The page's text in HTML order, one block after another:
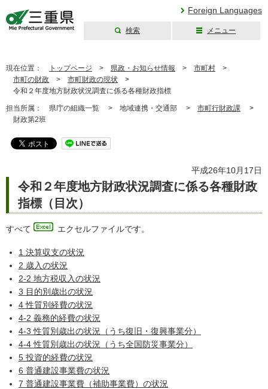
Foreign Languages
検索 メニュー
現在位置： トップページ > 県政・お知らせ情報 > 市町村 >
市町の財政 > 市町財政の現状 >
令和２年度地方財政状況調査に係る各種財政指標
担当所属： 県庁の組織一覧 > 地域連携・交通部 > 市町行財政課 >
財政第2班
平成26年10月17日
令和２年度地方財政状況調査に係る各種財政
指標（目次）
すべて エクセルファイルです。
1 決算収支の状況
2 歳入の状況
2‐2 地方税収入の状況
3 目的別歳出の状況
4 性質別経費の状況
4-2 義務的経費の状況
4‐3 性質別歳出の状況（うち復旧・復興事業分）
4-4 性質別歳出の状況（うち全国防災事業分）
5 投資的経費の状況
6 普通建設事業費の状況
7 普通建設事業費（補助事業費）の状況